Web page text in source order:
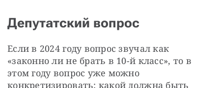
Депутатский вопрос
Если в 2024 году вопрос звучал как
«законно ли не брать в 10-й класс», то в
этом году вопрос уже можно
конкретизировать: какой должна быть